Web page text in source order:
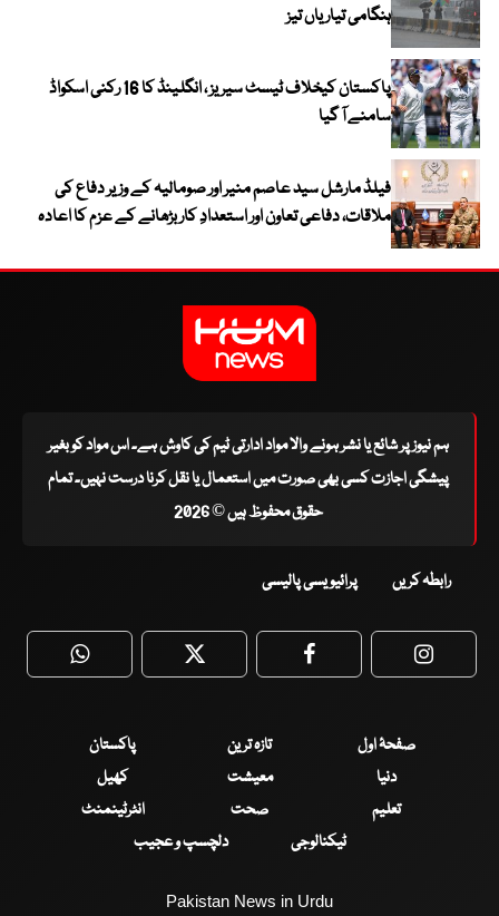
ہنگامی تیاریاں تیز
پاکستان کیخلاف ٹیسٹ سیریز ، انگلینڈ کا 16 رکنی اسکواڈ
سامنے آ گیا
فیلڈ مارشل سید عاصم منیر اور صومالیہ کے وزیر دفاع کی
ملاقات، دفاعی تعاون اور استعدادِ کار بڑھانے کے عزم کا اعادہ
ہم نیوز پر شائع یا نشر ہونے والا مواد ادارتی ٹیم کی کاوش ہے۔ اس مواد کو بغیر
پیشگی اجازت کسی بھی صورت میں استعمال یا نقل کرنا درست نہیں۔ تمام
حقوق محفوظ ہیں © 2026
رابطہ کریں پرائیویسی پالیسی
WhatsApp Twitter Facebook
صفحۂ اول تازہ ترین
پاکستان
دنیا
معیشت
کھیل
تعلیم
صحت
انٹرٹینمنٹ
ٹیکنالوجی
دلچسپ و عجیب
Pakistan News in Urdu